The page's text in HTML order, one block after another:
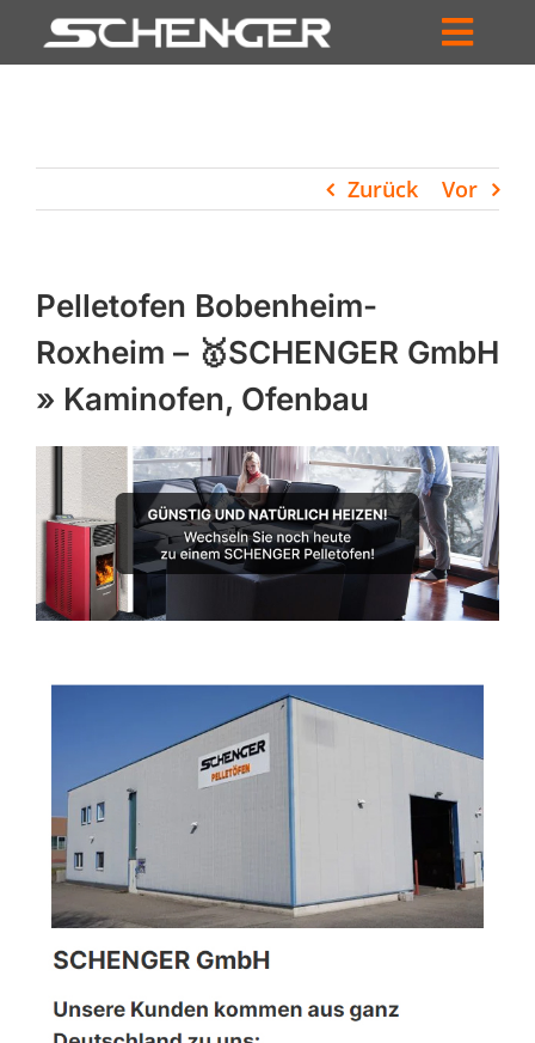
Inhalt
HÄNDLERSUCHE
UNTERNEHMEN
PROFIL
WARENKORB
PRODUCTS
SEARCH
Zurück Vor
Pelletofen Bobenheim-
Roxheim – 🥇SCHENGER GmbH
» Kaminofen, Ofenbau